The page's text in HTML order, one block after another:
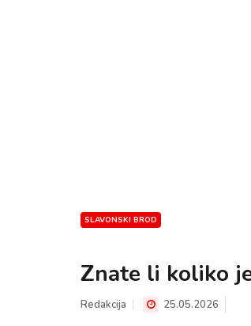
SLAVONSKI BROD
Znate li koliko
Redakcija 25.05.2026